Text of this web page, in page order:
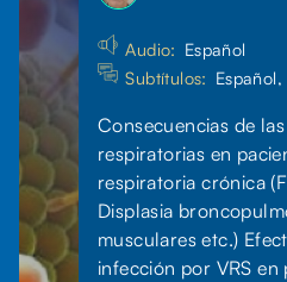
Audio: Español
Subtítulos:
Consecuencias de
respiratorias en
respiratoria crónica
Displasia
musculares etc.)
infección por VRS en